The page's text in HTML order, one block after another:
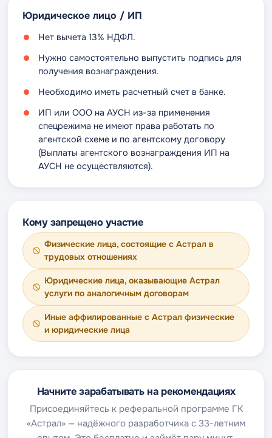
Юридическое лицо / ИП
Нет вычета 13% НДФЛ.
Нужно самостоятельно выпустить подпись для
получения вознаграждения.
Необходимо иметь расчетный счет в банке​.
ИП или ООО на АУСН из-за применения
спецрежима не имеют права работать по
агентской схеме и по агентскому договору
(Выплаты агентского вознаграждения ИП на
АУСН не осуществляются).
Кому запрещено участие
Физические лица, состоящие с Астрал в
трудовых отношениях
Юридические лица, оказывающие Астрал
услуги по аналогичным договорам
Иные аффилированные с Астрал физические
и юридические лица
Начните зарабатывать на рекомендациях
Присоединяйтесь к реферальной программе ГК
«Астрал» — надёжного разработчика с 33-летним